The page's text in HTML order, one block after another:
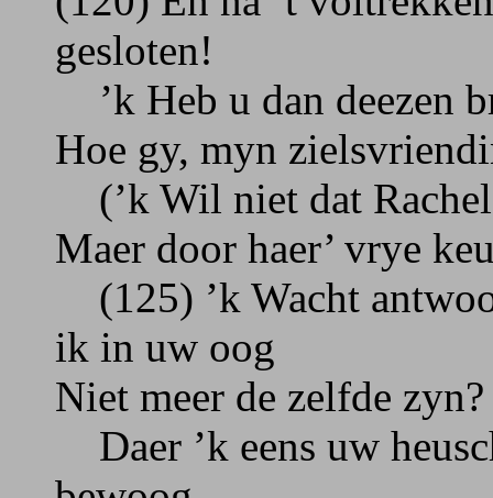
gesloten!
’k Heb u dan deezen
Hoe gy, myn
(’k Wil niet dat
Maer door haer’ vrye
(125) ’k Wacht
ik in uw oog
Niet meer de zelfde
Daer ’k eens uw